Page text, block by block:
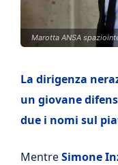
Marotta ANSA
La dirigenza
un giovane
due i nomi sul
MentreSimone